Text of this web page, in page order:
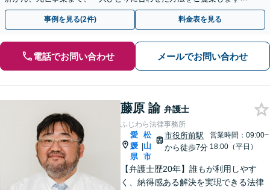
手続きの負担を減らし、権利を守ります。
事例を見る(2件) 料金表を見る
電話でお問い合わせ メールでお問い合わせ
藤原 諭 弁護士
ふじわら法律事務所
愛
媛
県
|
松
山
市
市役所前駅
から徒歩7分
営業時間：09:00~
18:00（平日）
【弁護士歴20年】誰もが利用しやす
く、納得感ある解決を実現できる法律